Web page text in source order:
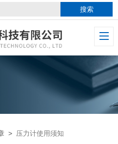
> 压力计使用须知